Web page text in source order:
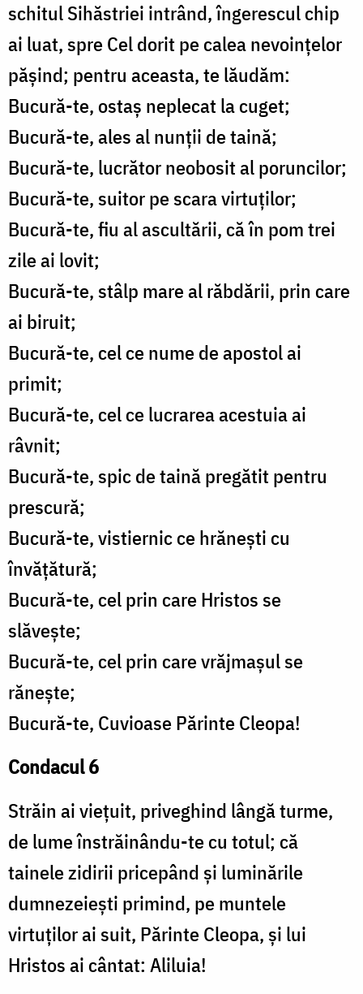
schitul Sihăstriei intrând, îngerescul chip
ai luat, spre Cel dorit pe calea nevoințelor
pășind; pentru aceasta, te lăudăm:
Bucură-te, ostaș neplecat la cuget;
Bucură-te, ales al nunții de taină;
Bucură-te, lucrător neobosit al poruncilor;
Bucură-te, suitor pe scara virtuților;
Bucură-te, fiu al ascultării, că în pom trei
zile ai lovit;
Bucură-te, stâlp mare al răbdării, prin care
ai biruit;
Bucură-te, cel ce nume de apostol ai
primit;
Bucură-te, cel ce lucrarea acestuia ai
râvnit;
Bucură-te, spic de taină pregătit pentru
prescură;
Bucură-te, vistiernic ce hrănești cu
învățătură;
Bucură-te, cel prin care Hristos se
slăvește;
Bucură-te, cel prin care vrăjmașul se
rănește;
Bucură-te, Cuvioase Părinte Cleopa!
Condacul 6
Străin ai viețuit, priveghind lângă turme,
de lume înstrăinându-te cu totul; că
tainele zidirii pricepând și luminările
dumnezeiești primind, pe muntele
virtuților ai suit, Părinte Cleopa, și lui
Hristos ai cântat: Aliluia!